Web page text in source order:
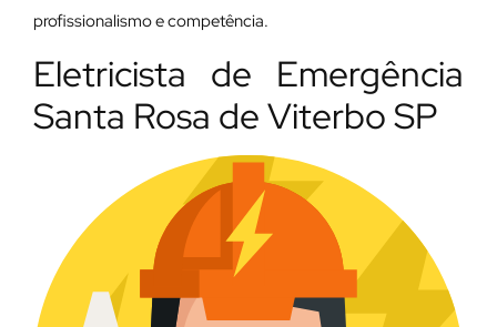
profissionalismo e competência.
Eletricista de Emergência
Santa Rosa de Viterbo SP